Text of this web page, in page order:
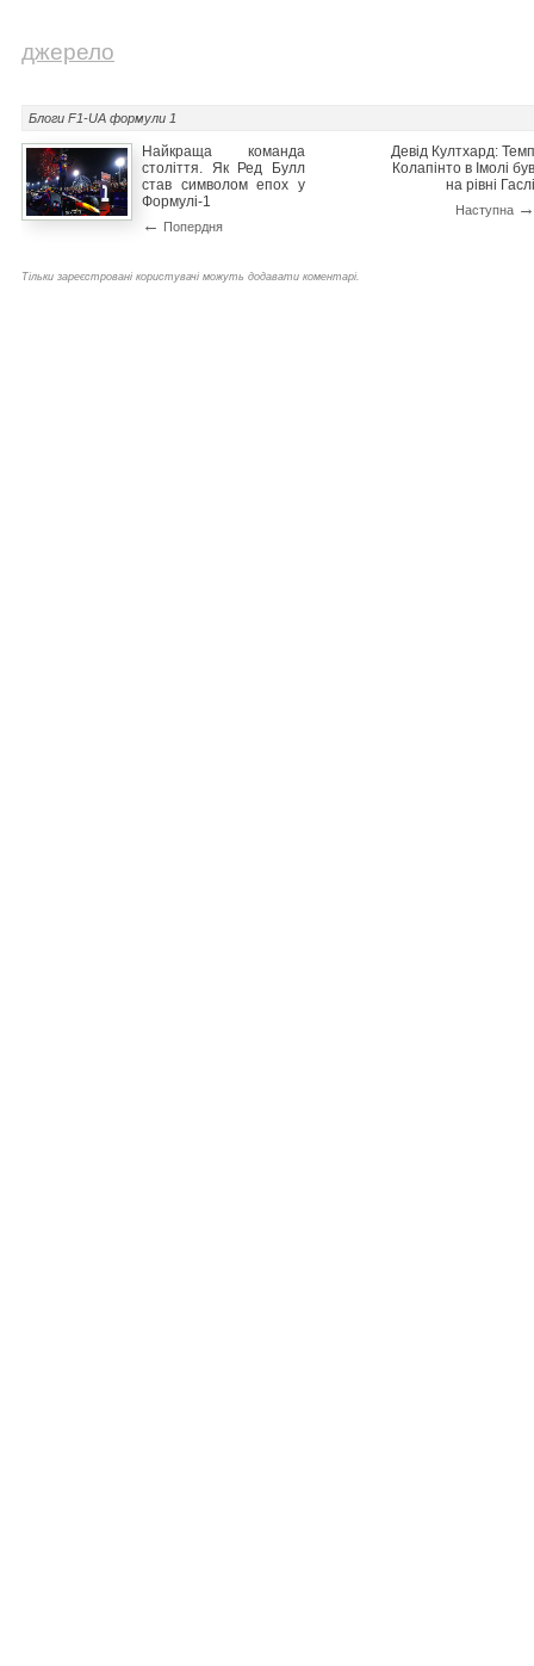
джерело
Блоги F1-UA формули 1
Найкраща команда
століття. Як Ред Булл
став символом епох у
Формулі-1
← Попердня
Девід Култхард: Темп
Колапінто в Імолі був
на рівні Гаслі
Наступна →
Тільки зареєстровані користувачі можуть додавати коментарі.